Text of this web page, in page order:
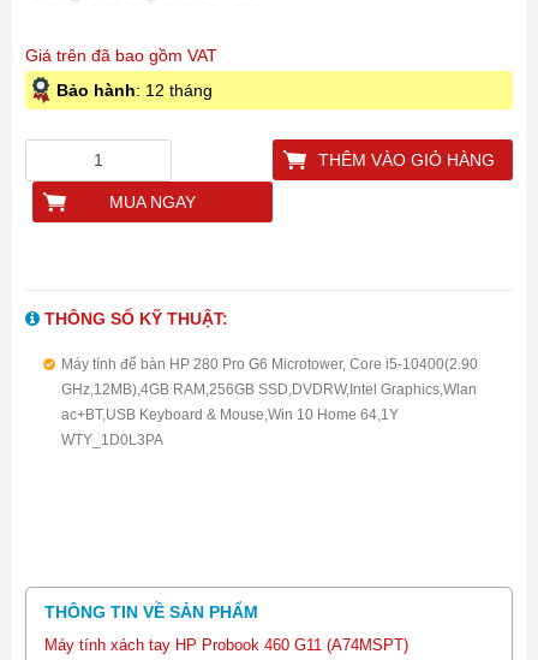
Giá trên đã bao gồm VAT
Bảo hành: 12 tháng
THÊM VÀO GIỎ HÀNG
MUA NGAY
THÔNG SỐ KỸ THUẬT:
Máy tính để bàn HP 280 Pro G6 Microtower, Core i5-10400(2.90
GHz,12MB),4GB RAM,256GB SSD,DVDRW,Intel Graphics,Wlan
ac+BT,USB Keyboard & Mouse,Win 10 Home 64,1Y
WTY_1D0L3PA
THÔNG TIN VỀ SẢN PHẨM
Máy tính xách tay HP Probook 460 G11 (A74MSPT)